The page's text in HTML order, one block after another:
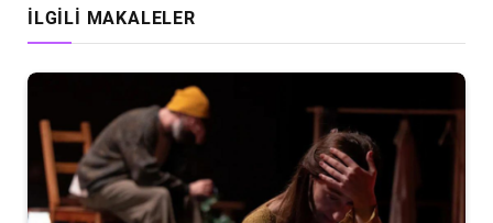
İLGILI MAKALELER